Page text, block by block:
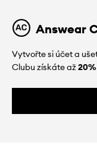
Answear
Vytvořte si účet a
Clubu získáte až20%